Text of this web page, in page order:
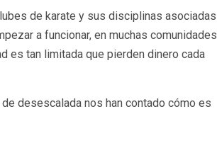
de karate y sus disciplinas asociadas
a funcionar, en muchas comunidades
es tan limitada que pierden dinero cada
desescalada nos han contado cómo es